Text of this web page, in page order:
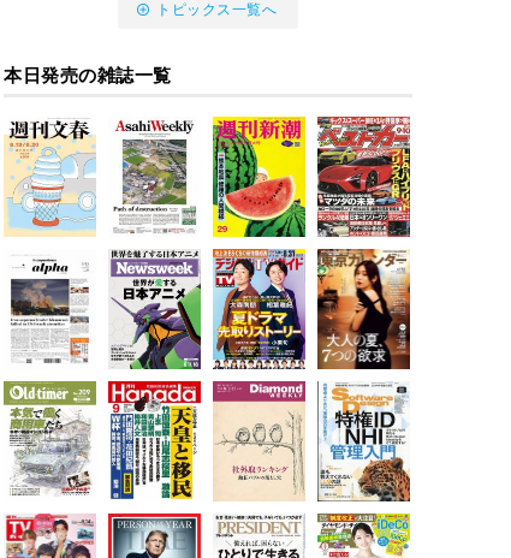
トピックス一覧へ
本日発売の雑誌一覧